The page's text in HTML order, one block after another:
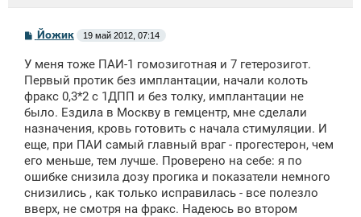
С
о
б
щ
н
и
Йожик 19 май 2012, 07:14
У меня тоже ПАИ-1 гомозиготная и 7 гетерозигот.
Первый протик без имплантации, начали колоть
фракс 0,3*2 с 1ДПП и без толку, имплантации не
было. Ездила в Москву в гемцентр, мне сделали
назначения, кровь готовить с начала стимуляции. И
еще, при ПАИ самый главный враг - прогестерон, чем
его меньше, тем лучше. Проверено на себе: я по
ошибке снизила дозу прогика и показатели немного
снизились , как только исправилась - все полезло
вверх, не смотря на фракс. Надеюсь во втором